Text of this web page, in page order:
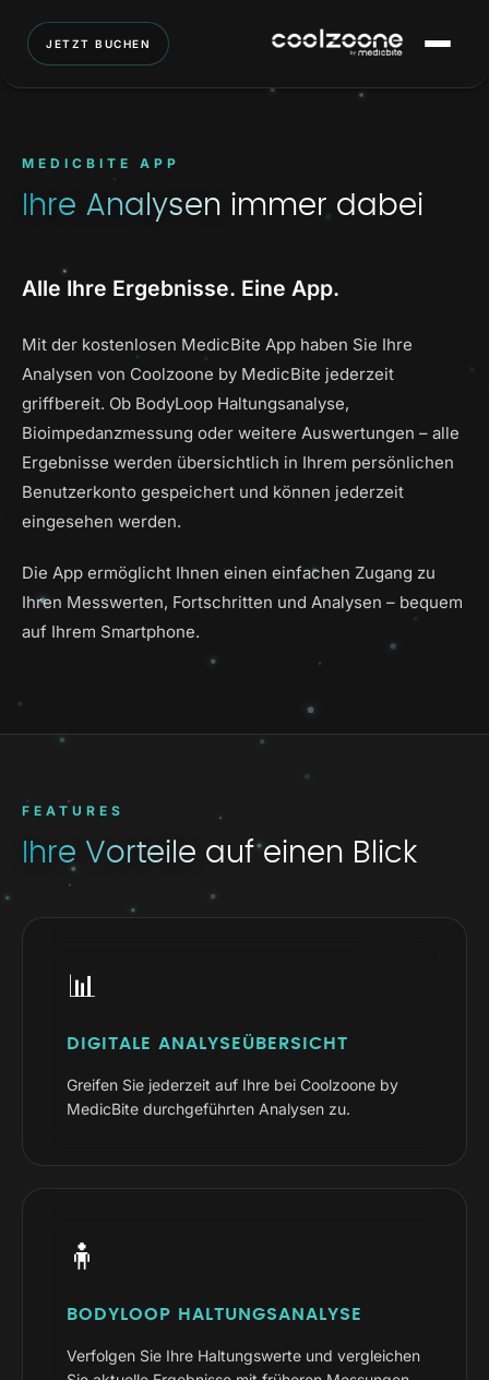
JETZT BUCHEN
MEDICBITE APP
Ihre Analysen immer dabei
Alle Ihre Ergebnisse. Eine App.
Mit der kostenlosen MedicBite App haben Sie Ihre
Analysen von Coolzoone by MedicBite jederzeit
griffbereit. Ob BodyLoop Haltungsanalyse,
Bioimpedanzmessung oder weitere Auswertungen – alle
Ergebnisse werden übersichtlich in Ihrem persönlichen
Benutzerkonto gespeichert und können jederzeit
eingesehen werden.
Die App ermöglicht Ihnen einen einfachen Zugang zu
Ihren Messwerten, Fortschritten und Analysen – bequem
auf Ihrem Smartphone.
FEATURES
Ihre Vorteile auf einen Blick
📊
DIGITALE ANALYSEÜBERSICHT
Greifen Sie jederzeit auf Ihre bei Coolzoone by
MedicBite durchgeführten Analysen zu.
🧍
BODYLOOP HALTUNGSANALYSE
Verfolgen Sie Ihre Haltungswerte und vergleichen